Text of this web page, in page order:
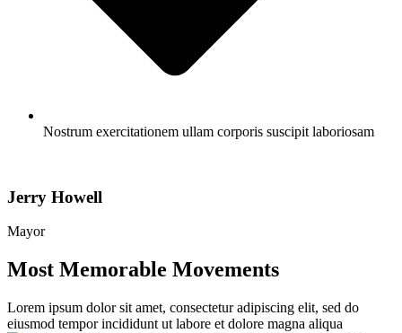
Nostrum exercitationem ullam corporis suscipit laboriosam
Jerry Howell
Mayor
Most Memorable Movements
Lorem ipsum dolor sit amet, consectetur adipiscing elit, sed do
eiusmod tempor incididunt ut labore et dolore magna aliqua